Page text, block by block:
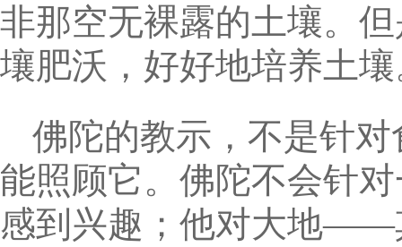
非那空无裸露的土壤。
壤肥沃，好好地培养土
佛陀的教示，不是针
能照顾它。佛陀不会针
感到兴趣；他对大地——